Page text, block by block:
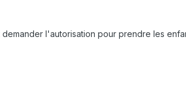
l'autorisation pour prendre les